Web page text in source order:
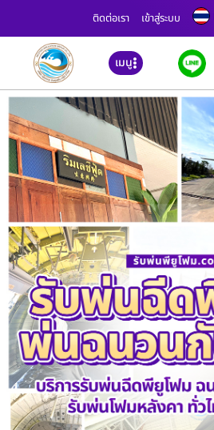
ติดต่อเรา เข้าสู่ระบบ
เมนู